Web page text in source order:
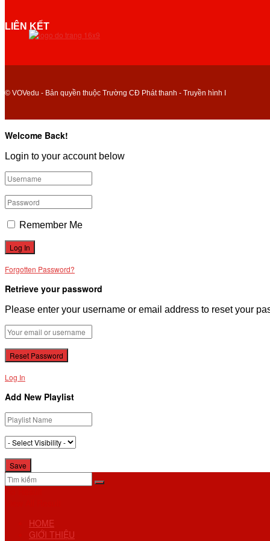
LIÊN KẾT
© VOVedu - Bản quyền thuộc Trường CĐ Phát thanh - Truyền hình I
Welcome Back!
Login to your account below
Remember Me
Forgotten Password?
Retrieve your password
Please enter your username or email address to reset your
Log In
Add New Playlist
HOME
GIỚI THIỆU